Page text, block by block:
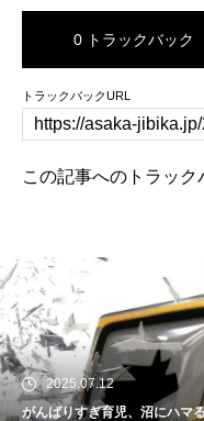
0 トラックバック
トラックバックURL
この記事へのトラック
2025.07.12
がんばりすぎ育児、沼にハマ